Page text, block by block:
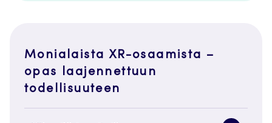
Monialaista XR-osaamista –
opas laajennettuun
todellisuuteen